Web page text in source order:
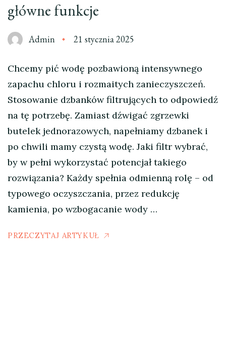
główne funkcje
Admin 21 stycznia 2025
Chcemy pić wodę pozbawioną intensywnego
zapachu chloru i rozmaitych zanieczyszczeń.
Stosowanie dzbanków filtrujących to odpowiedź
na tę potrzebę. Zamiast dźwigać zgrzewki
butelek jednorazowych, napełniamy dzbanek i
po chwili mamy czystą wodę. Jaki filtr wybrać,
by w pełni wykorzystać potencjał takiego
rozwiązania? Każdy spełnia odmienną rolę – od
typowego oczyszczania, przez redukcję
kamienia, po wzbogacanie wody …
PRZECZYTAJ ARTYKUŁ